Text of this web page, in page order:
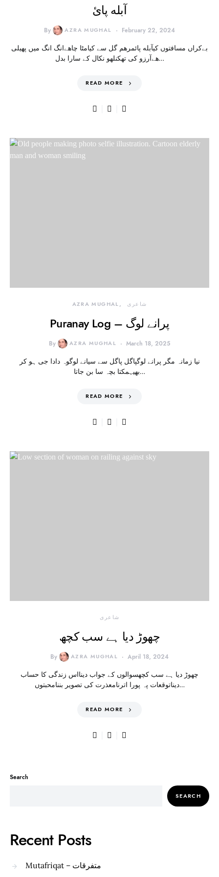
آبله پائ
By AZRA MUGHAL February 22, 2024
بےکراں مسافتوں کیآبله پائمرهم گل سے کیامٹا چاهےانگ انگ میں پهیلی
هےآرزو کی تھکنلهو نکال کے سارا بدل…
READ MORE
AZRA MUGHAL شاعری
Puranay Log – پرانے لوگ
By AZRA MUGHAL March 18, 2025
نیا زمانہ مگر پرانے لوگپاگل پاگل سے سیانے لوگوہ دادا جی ہو کر
بھیہمکتا بچہ سا بن جاتا…
READ MORE
شاعری
چھوڑ دیا ہے سب کچھ
By AZRA MUGHAL April 18, 2024
چھوڑ دیا ہے سب کچھسوالوں کے جواب دینااس زندگی کا حساب
دیناتوقعات پہ پورا اترنامعذرت کی تصویر بننامحبتوں…
READ MORE
Search
SEARCH
Recent Posts
Mutafriqat – متفرقات